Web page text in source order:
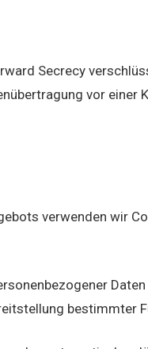
Secrecy
vor
verwenden wir
bestimmter